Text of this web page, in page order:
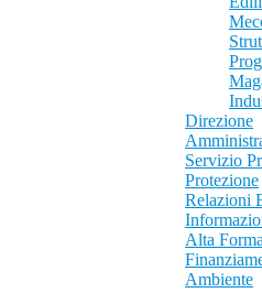
Direzione
Servizio
Protezione
Relazioni
Alta
Ambiente